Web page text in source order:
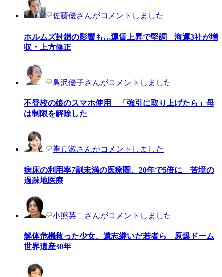
佐藤優さんがコメントしました
ホルムズ封鎖の影響も…運賃上昇で堅調 海運3社が増
収・上方修正
島沢優子さんがコメントしました
不登校の娘のスマホ使用 「強引に取り上げたら」母
は制限を解除した
崔真淑さんがコメントしました
病床の利用率7割未満の医療圏、20年で5倍に 苦境の
過疎地医療
小熊英二さんがコメントしました
解体危機救った少女、遺志継いだ若者ら 原爆ドーム
世界遺産30年